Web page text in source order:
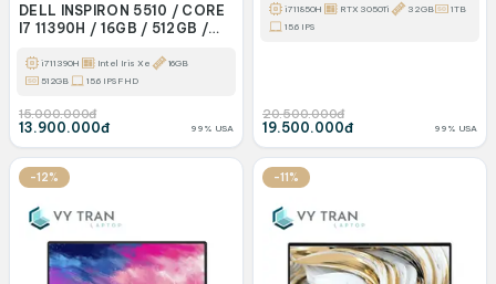
DELL INSPIRON 5510 / CORE
I7 11390H / 16GB / 512GB /
i7 11390H Intel Iris Xe
16GB
512GB
15.6 IPS FHD
15.000.000đ
13.900.000đ 99% USA
i7 11850H RTX 3050Ti 32GB
1TB
15.6 IPS
20.500.000đ
19.500.000đ 99% USA
-12% -11%